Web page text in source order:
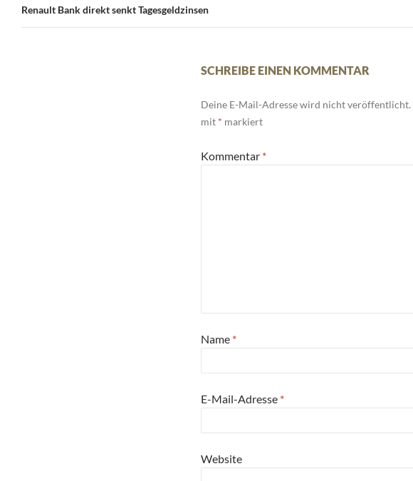
Navigation
Renault Bank direkt senkt Tagesgeldzinsen
SCHREIBE EINEN KOMMENTAR
Deine E-Mail-Adresse wird nicht veröffentlicht.
mit * markiert
Kommentar *
Name *
E-Mail-Adresse *
Website